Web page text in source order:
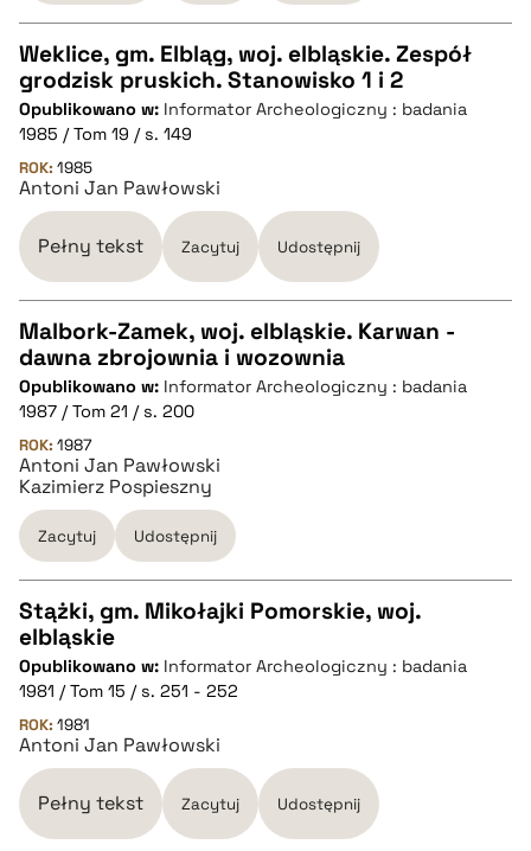
pobierz cytat
CZYSTY TEKST
pobierz cytat
BIBTEX
pobierz cytat
Weklice, gm. Elbląg, woj. elbląskie. Zespół
grodzisk pruskich. Stanowisko 1 i 2
Opublikowano w: Informator Archeologiczny : badania
1985 / Tom 19 / s. 149
ROK: 1985
Antoni Jan Pawłowski
Pełny tekst Zacytuj Udostępnij
CZYSTY TEKST
pobierz cytat
BIBTEX
pobierz cytat
Malbork-Zamek, woj. elbląskie. Karwan -
dawna zbrojownia i wozownia
Opublikowano w: Informator Archeologiczny : badania
1987 / Tom 21 / s. 200
ROK: 1987
Antoni Jan Pawłowski
Kazimierz Pospieszny
Zacytuj Udostępnij
CZYSTY TEKST
pobierz cytat
BIBTEX
Stążki, gm. Mikołajki Pomorskie, woj.
elbląskie
Opublikowano w: Informator Archeologiczny : badania
1981 / Tom 15 / s. 251 - 252
ROK: 1981
Antoni Jan Pawłowski
Pełny tekst Zacytuj Udostępnij